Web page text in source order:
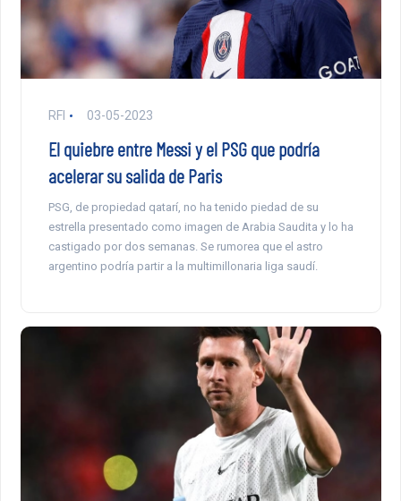
RFI 03-05-2023
El quiebre entre Messi y el PSG que podría
acelerar su salida de Paris
PSG, de propiedad qatarí, no ha tenido piedad de su
estrella presentado como imagen de Arabia Saudita y lo ha
castigado por dos semanas. Se rumorea que el astro
argentino podría partir a la multimillonaria liga saudí.